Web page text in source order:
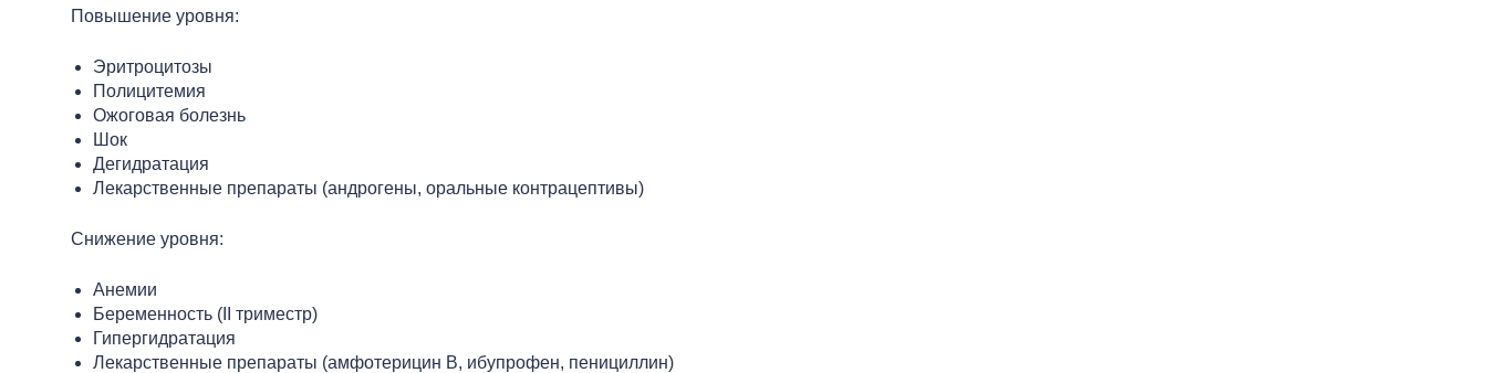
Повышение уровня:
Эритроцитозы
Полицитемия
Ожоговая болезнь
Шок
Дегидратация
Лекарственные препараты (андрогены, оральные контрацептивы)
Снижение уровня:
Анемии
Беременность (II триместр)
Гипергидратация
Лекарственные препараты (амфотерицин В, ибупрофен, пенициллин)